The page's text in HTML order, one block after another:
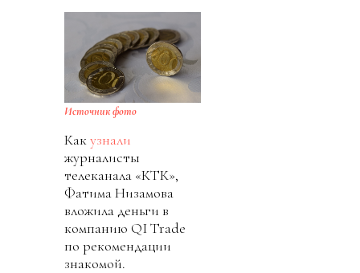
Источник фото
Какузнали
журналисты
телеканала «КТК»,
Фатима Низамова
вложила деньги в
компанию QI Trade
по рекомендации
знакомой.